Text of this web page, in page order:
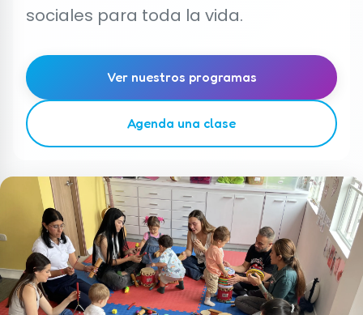
sociales para toda la vida.
Ver nuestros programas
Agenda una clase